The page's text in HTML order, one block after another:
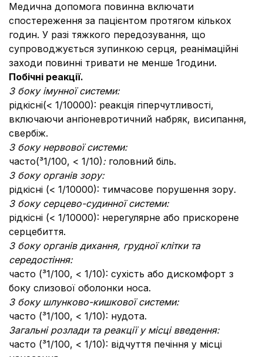
Медична допомога повинна включати
спостереження за пацієнтом протягом кількох
годин. У разі тяжкого передозування, що
супроводжується зупинкою серця, реанімаційні
заходи повинні тривати не менше 1години.
Побічні реакції.
З боку імунної системи:
рідкісні(< 1/10000): реакція гіперчутливості,
включаючи ангіоневротичний набряк, висипання,
свербіж.
З боку нервової системи:
часто(³1/100, < 1/10): головний біль.
З боку органів зору:
рідкісні (< 1/10000): тимчасове порушення зору.
З боку серцево-судинної системи:
рідкісні (< 1/10000): нерегулярне або прискорене
серцебиття.
З боку органів дихання, грудної клітки та
середостіння:
часто (³1/100, < 1/10): сухість або дискомфорт з
боку слизової оболонки носа.
З боку шлунково-кишкової системи:
часто (³1/100, < 1/10): нудота.
Загальні розлади та реакції у місці введення:
часто (³1/100, < 1/10): відчуття печіння у місці